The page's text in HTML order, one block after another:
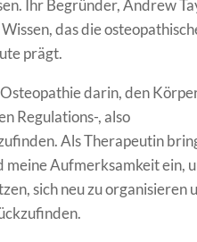
Ihr Begründer, Andrew
das die
prägt.
darin, den
Regulations-, also
Als Therapeutin
meine Aufmerksamkeit ein,
sich neu zu organisieren